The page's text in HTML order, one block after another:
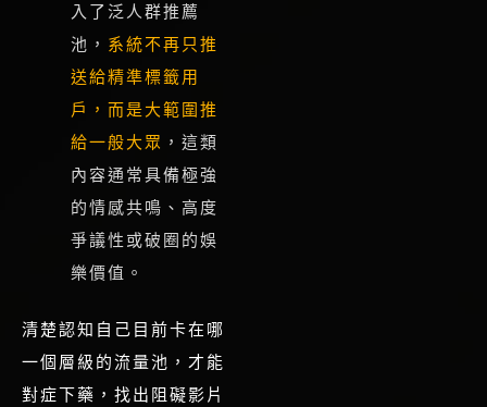
入了泛人群推薦
池， 系統不再只推
送給精準標籤用
戶，而是大範圍推
給一般大眾 ，這類
內容通常具備極強
的情感共鳴、高度
爭議性或破圈的娛
樂價值。
清楚認知自己目前卡在哪
一個層級的流量池，才能
對症下藥，找出阻礙影片